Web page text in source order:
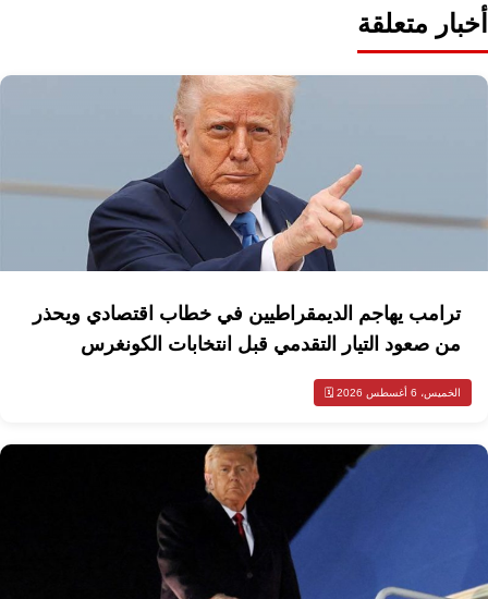
أخبار متعلقة
ترامب يهاجم الديمقراطيين في خطاب اقتصادي ويحذر
من صعود التيار التقدمي قبل انتخابات الكونغرس
الخميس، 6 أغسطس 2026 🗓️